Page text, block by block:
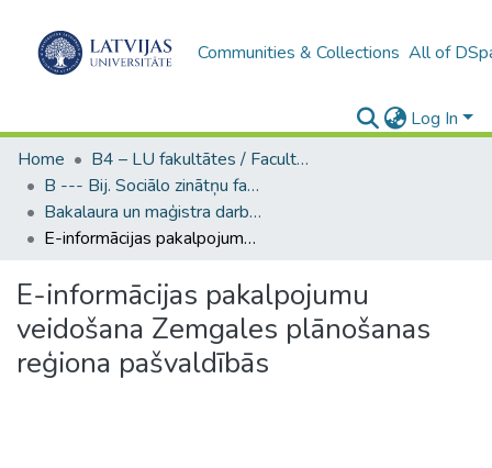
Communities & Collections All of
Log In
Home
B4 – LU fakultātes / Faculties of the UL
B --- Bij. Sociālo zinātņu fakultātes noslēguma darbi / Faculty of Social Sciences - Graduate works
Bakalaura un maģistra darbi (SZF) / Bachelor's and Master's theses
E-informācijas pakalpojumu veidošana Zemgales plānošanas reģiona pašvaldībās
E-informācijas pakalpojumu
veidošana Zemgales plānošanas
reģiona pašvaldībās